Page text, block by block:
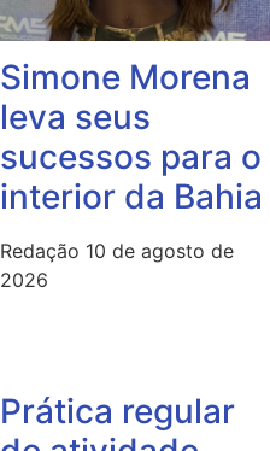
Simone Morena
leva seus
sucessos para o
interior da Bahia
Redação 10 de agosto de
2026
Prática regular